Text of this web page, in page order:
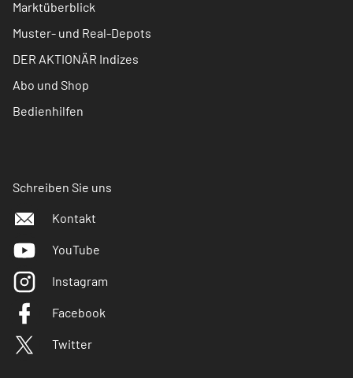
Marktüberblick
Muster- und Real-Depots
DER AKTIONÄR Indizes
Abo und Shop
Bedienhilfen
Schreiben Sie uns
Kontakt
YouTube
Instagram
Facebook
Twitter